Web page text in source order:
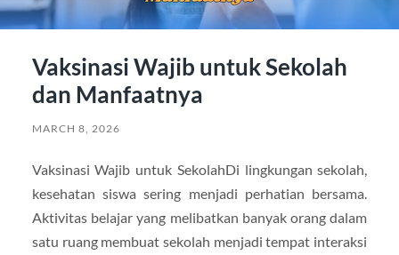
Vaksinasi Wajib untuk Sekolah
dan Manfaatnya
MARCH 8, 2026
Vaksinasi Wajib untuk SekolahDi lingkungan sekolah,
kesehatan siswa sering menjadi perhatian bersama.
Aktivitas belajar yang melibatkan banyak orang dalam
satu ruang membuat sekolah menjadi tempat interaksi